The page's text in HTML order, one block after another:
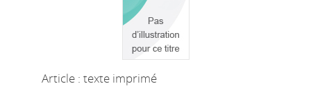
Article : texte imprimé